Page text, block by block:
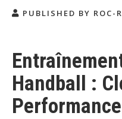
PUBLISHED BY ROC-
Handball :
Performance